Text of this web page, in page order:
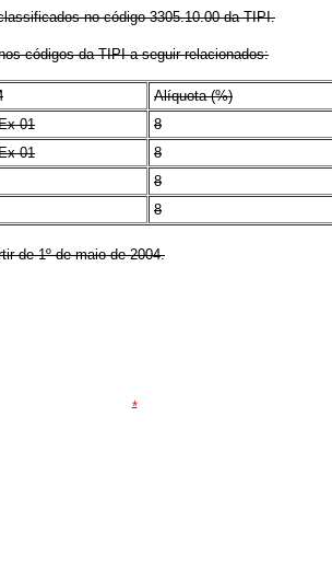
no código 3305.10.00 da TIPI.
códigos da TIPI a seguir relacionados:
Alíquota (%)
01
8
01
8
8
8
de 1º de maio de 2004.
*